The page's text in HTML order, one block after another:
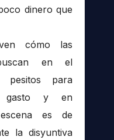
dinero que
cómo las
en el
pesitos para
gasto y en
es de
la disyuntiva